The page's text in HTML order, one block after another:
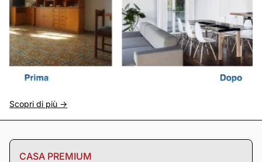
Scopri di più ->
CASA PREMIUM